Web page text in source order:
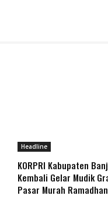
Headline
KORPRI Kabupaten
Kembali Gelar Mudik
Pasar Murah Ramadhan